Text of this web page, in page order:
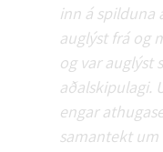
inn á spilduna
auglýst frá og
og var auglýst
aðalskipulagi.
engar
samantekt